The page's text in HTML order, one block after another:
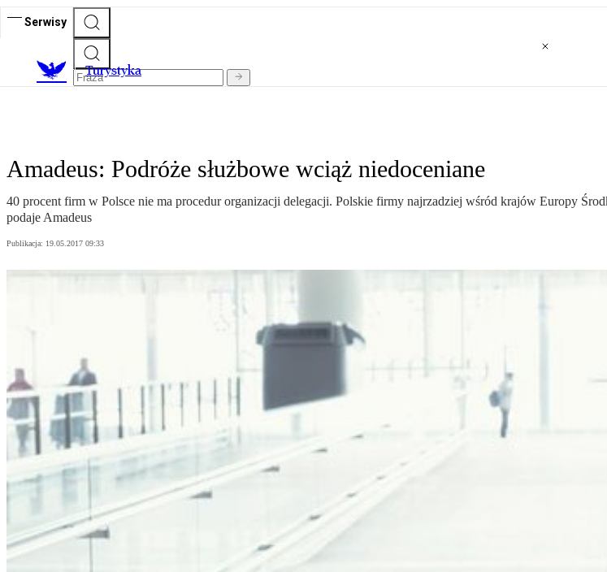
Serwisy
Turystyka
Amadeus: Podróże służbowe wciąż niedoceniane
40 procent firm w Polsce nie ma procedur organizacji delegacji. Polskie firmy najrzadziej wśród krajów Europy
podaje Amadeus
Publikacja: 19.05.2017 09:33